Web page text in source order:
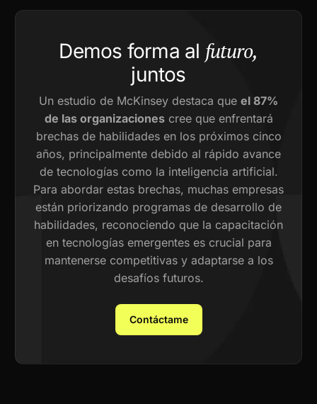
Demos forma al futuro,
juntos
Un estudio de McKinsey destaca que el 87%
de las organizacionescree que enfrentará
brechas de habilidades en los próximos cinco
años, principalmente debido al rápido avance
de tecnologías como la inteligencia artificial.
Para abordar estas brechas, muchas empresas
están priorizando programas de desarrollo de
habilidades, reconociendo que la capacitación
en tecnologías emergentes es crucial para
mantenerse competitivas y adaptarse a los
desafíos futuros.
Contáctame